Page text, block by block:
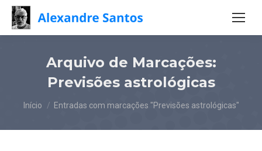
Arquivo de Marcações:
Previsões astrológicas
Você está aqui:
Início Entradas com marcações "Previsões astrológicas"